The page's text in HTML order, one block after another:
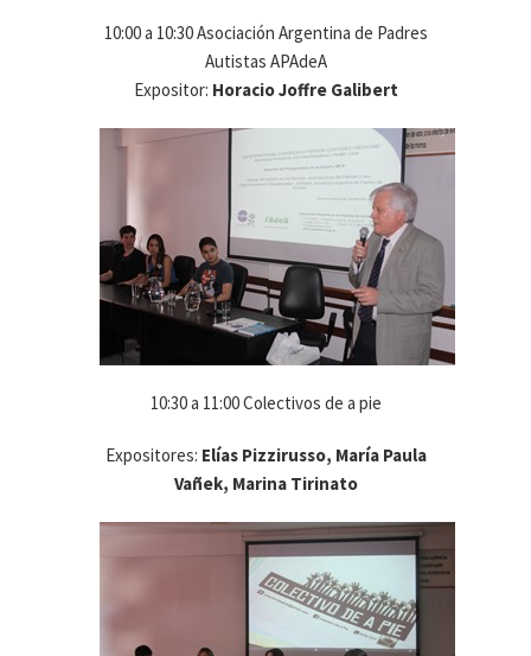
10:00 a 10:30 Asociación Argentina de Padres
Autistas APAdeA
Expositor: Horacio Joffre Galibert
10:30 a 11:00 Colectivos de a pie
Expositores: Elías Pizzirusso, María Paula
Vañek, Marina Tirinato